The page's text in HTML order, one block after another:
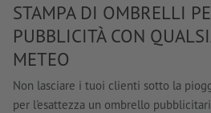
STAMPA DI OMBRELLI
PUBBLICITÀ CON
METEO
Non lasciare i tuoi clienti sotto la
per l'esattezza un ombrello